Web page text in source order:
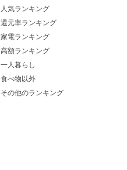
人気ランキング
還元率ランキング
家電ランキング
高額ランキング
一人暮らし
食べ物以外
その他のランキング